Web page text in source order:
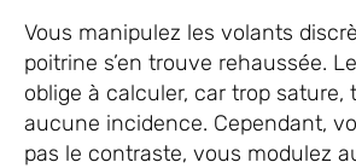
Vous manipulez les volants
poitrine s’en trouve rehaussée.
oblige à calculer, car trop sature,
aucune incidence. Cependant,
pas le contraste, vous modulez